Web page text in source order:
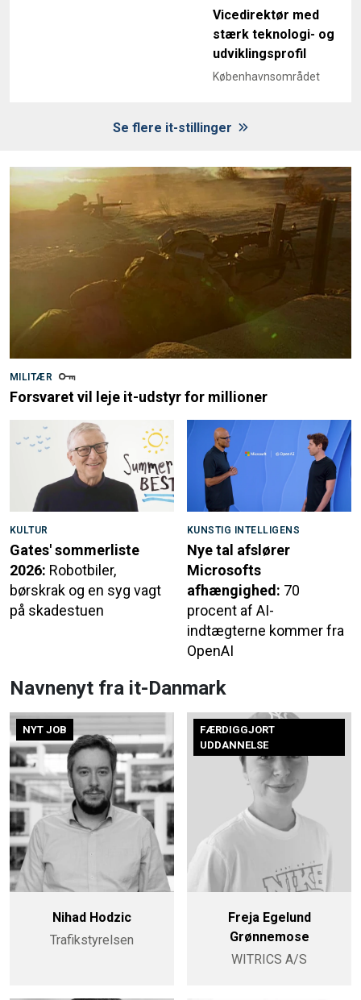
Vicedirektør med
stærk teknologi- og
udviklingsprofil
Københavnsområdet
Se flere it-stillinger
MILITÆR
Forsvaret vil leje it-udstyr for millioner
KULTUR
Gates' sommerliste
2026: Robotbiler,
børskrak og en syg vagt
på skadestuen
KUNSTIG INTELLIGENS
Nye tal afslører
Microsofts
afhængighed: 70
procent af AI-
indtægterne kommer fra
OpenAI
Navnenyt fra it-Danmark
NYT JOB
Nihad Hodzic
Trafikstyrelsen
FÆRDIGGJORT
UDDANNELSE
Freja Egelund
Grønnemose
WITRICS A/S